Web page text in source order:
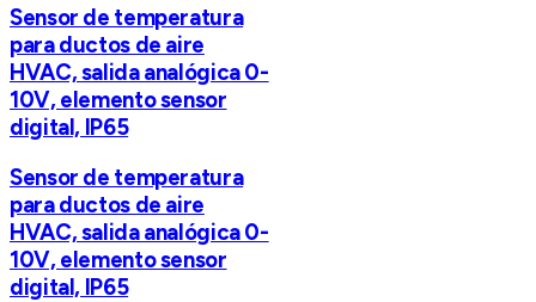
Sensor de temperatura
para ductos de aire
HVAC, salida analógica 0-
10V, elemento sensor
digital, IP65
Sensor de temperatura
para ductos de aire
HVAC, salida analógica 0-
10V, elemento sensor
digital, IP65